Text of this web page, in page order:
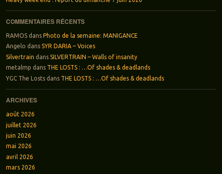
COMMENTAIRES RÉCENTS
RAMOSdans Photo de la semaine: MANIGANCE
Angelo dans SYR DARIA – Voices
Silvertrain dans SILVERTRAIN – Walls of insanity
metalmp dans THE LOSTS : …Of shades & deadlands
YGC The Lostsdans THE LOSTS : …Of shades & deadlands
ARCHIVES
août 2026
juillet 2026
juin 2026
mai 2026
avril 2026
mars 2026